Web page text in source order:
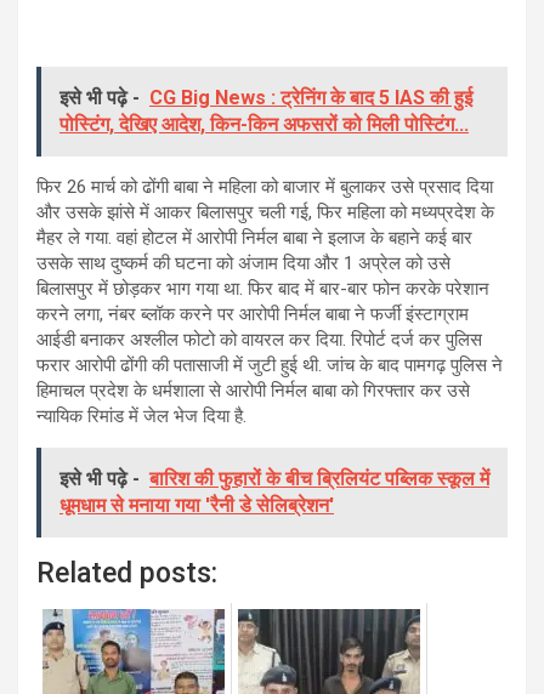
इसे भी पढ़े - CG Big News : ट्रेनिंग के बाद 5 IAS की हुई
पोस्टिंग, देखिए आदेश, किन-किन अफसरों को मिली पोस्टिंग...
फिर 26 मार्च को ढोंगी बाबा ने महिला को बाजार में बुलाकर उसे प्रसाद दिया
और उसके झांसे में आकर बिलासपुर चली गई, फिर महिला को मध्यप्रदेश के
मैहर ले गया. वहां होटल में आरोपी निर्मल बाबा ने इलाज के बहाने कई बार
उसके साथ दुष्कर्म की घटना को अंजाम दिया और 1 अप्रेल को उसे
बिलासपुर में छोड़कर भाग गया था. फिर बाद में बार-बार फोन करके परेशान
करने लगा, नंबर ब्लॉक करने पर आरोपी निर्मल बाबा ने फर्जी इंस्टाग्राम
आईडी बनाकर अश्लील फोटो को वायरल कर दिया. रिपोर्ट दर्ज कर पुलिस
फरार आरोपी ढोंगी की पतासाजी में जुटी हुई थी. जांच के बाद पामगढ़ पुलिस ने
हिमाचल प्रदेश के धर्मशाला से आरोपी निर्मल बाबा को गिरफ्तार कर उसे
न्यायिक रिमांड में जेल भेज दिया है.
इसे भी पढ़े - बारिश की फुहारों के बीच ब्रिलियंट पब्लिक स्कूल में
धूमधाम से मनाया गया 'रैनी डे सेलिब्रेशन'
Related posts: